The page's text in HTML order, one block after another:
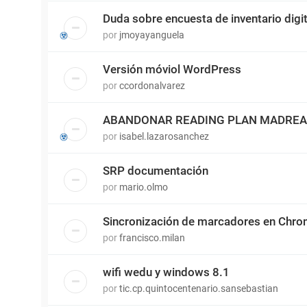
Duda sobre encuesta de inventario
por jmoyayanguela
Versión móviol WordPress
porccordonalvarez
ABANDONAR READING PLAN
por isabel.lazarosanchez
SRP documentación
por mario.olmo
Sincronización de marcadores en
porfrancisco.milan
wifi wedu y windows 8.1
portic.cp.quintocentenario.sansebastian